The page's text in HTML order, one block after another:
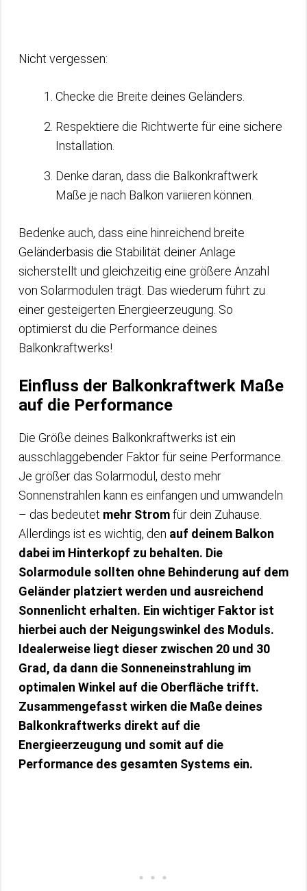
Nicht vergessen:
Checke die Breite deines Geländers.
Respektiere die Richtwerte für eine sichere
Installation.
Denke daran, dass die Balkonkraftwerk
Maße je nach Balkon variieren können.
Bedenke auch, dass eine hinreichend breite
Geländerbasis die Stabilität deiner Anlage
sicherstellt und gleichzeitig eine größere Anzahl
von Solarmodulen trägt. Das wiederum führt zu
einer gesteigerten Energieerzeugung. So
optimierst du die Performance deines
Balkonkraftwerks!
Einfluss der Balkonkraftwerk Maße
auf die Performance
Die Größe deines Balkonkraftwerks ist ein
ausschlaggebender Faktor für seine Performance.
Je größer das Solarmodul, desto mehr
Sonnenstrahlen kann es einfangen und umwandeln
– das bedeutet mehr Stromfür dein Zuhause.
Allerdings ist es wichtig, den auf deinem Balkon
dabei im Hinterkopf zu behalten. Die
Solarmodule sollten ohne Behinderung auf dem
Geländer platziert werden und ausreichend
Sonnenlicht erhalten. Ein wichtiger Faktor ist
hierbei auch der Neigungswinkel des Moduls.
Idealerweise liegt dieser zwischen 20 und 30
Grad, da dann die Sonneneinstrahlung im
optimalen Winkel auf die Oberfläche trifft.
Zusammengefasst wirken die Maße deines
Balkonkraftwerks direkt auf die
Energieerzeugung und somit auf die
Performance des gesamten Systems ein.